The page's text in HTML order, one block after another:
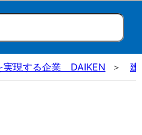
実現する企業 DAIKEN 建